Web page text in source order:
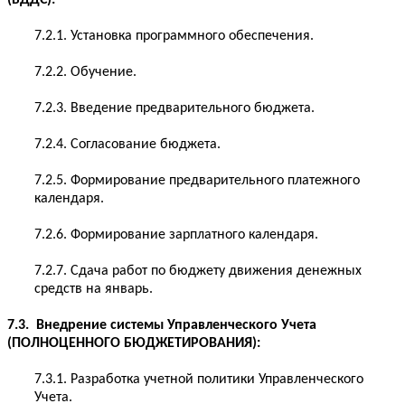
7.2.1. Установка программного обеспечения.
7.2.2. Обучение.
7.2.3. Введение предварительного бюджета.
7.2.4. Согласование бюджета.
7.2.5. Формирование предварительного платежного
календаря.
7.2.6. Формирование зарплатного календаря.
7.2.7. Сдача работ по бюджету движения денежных
средств на январь.
7.3. Внедрение системы Управленческого Учета
(ПОЛНОЦЕННОГО БЮДЖЕТИРОВАНИЯ):
7.3.1. Разработка учетной политики Управленческого
Учета.